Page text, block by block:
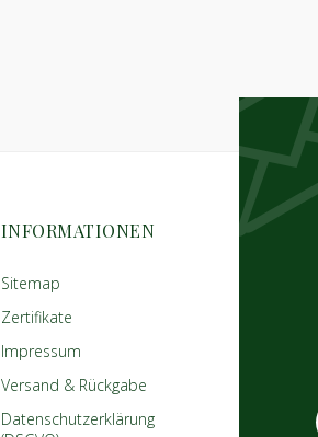
INFORMATIONEN
Sitemap
Zertifikate
Impressum
Versand & Rückgabe
Datenschutzerklärung